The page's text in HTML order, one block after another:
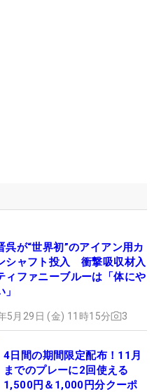
多くのミズノ製クラブが
アーの会場（岡山）とは
ズノ魂”で戦う。（文・
呉が“世界初”のアイアン用カ
シャフト投入 衝撃吸収材入
ィファニーブルーは「体にや
5月29日 (金) 11時15分 3
4日間の期間限定配布！11月
までのプレーに2回使える
1,500円＆1,000円分クーポ